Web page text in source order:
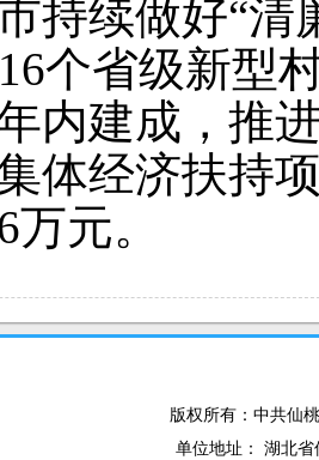
持续做好“清
个省级新型
内建成，推
体经济扶持
元。
版权所有：中共仙
单位地址： 湖北